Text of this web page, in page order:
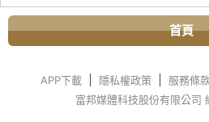
首頁
APP下載 隱私權政策 服務條
富邦媒體科技股份有限公司